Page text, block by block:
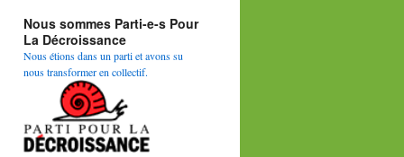
Nous sommes Parti-e-s Pour
La Décroissance
Nous étions dans un parti et avons su
nous transformer en collectif.